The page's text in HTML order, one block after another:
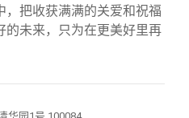
把收获满满的关爱和祝福
的未来，只为在更美好里再